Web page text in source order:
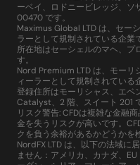
ーベイ、ロドニービレッジ、
00470 です。
Maximus Global LTD は、セー
ラーとして規制されている企
所在地はセーシェルのマヘ、プ
す。
Nord Premium LTD は、モーリ
ィーラーとして規制されている
登録住所はモーリシャス、エベ
Catalyst、2 階、スイート 201
リスク警告: CFDは複雑な金融
金を失うリスクが高いです。
クを負う余裕があるかどうかを
NordFX LTD は、以下の法域に
ません：アメリカ、カナダ、